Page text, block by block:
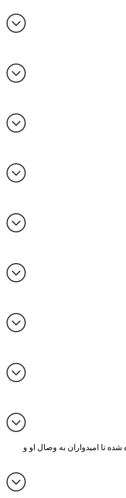
تا امیدواران به وصال او و